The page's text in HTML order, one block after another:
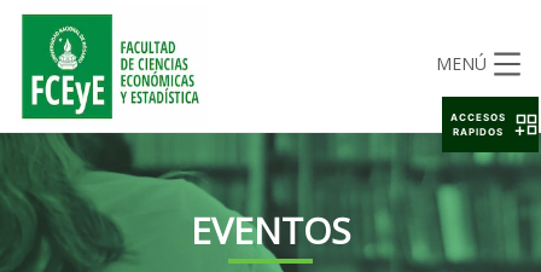
MENÚ
EVENTOS
ACCESOS
RAPIDOS